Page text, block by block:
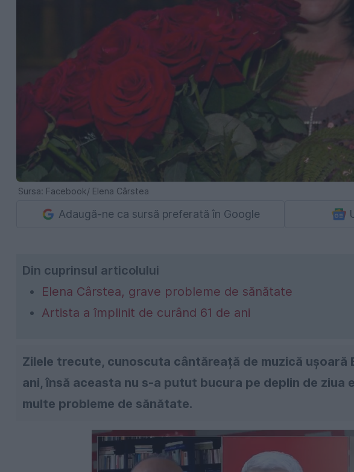
Sursa: Facebook/ Elena Cârstea
Adaugă-ne ca sursă preferată în Google
Din cuprinsul articolului
Elena Cârstea, grave probleme de sănătate
Artista a împlinit de curând 61 de ani
Zilele trecute, cunoscuta cântăreață de muzică ușoară
ani, însă aceasta nu s-a putut bucura pe deplin de ziua
multe probleme de sănătate.